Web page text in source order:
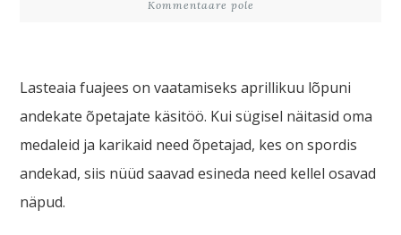
Kommentaare pole
Lasteaia fuajees on vaatamiseks aprillikuu lõpuni
andekate õpetajate käsitöö. Kui sügisel näitasid oma
medaleid ja karikaid need õpetajad, kes on spordis
andekad, siis nüüd saavad esineda need kellel osavad
näpud.